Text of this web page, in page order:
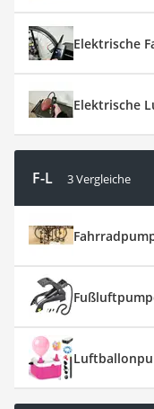
Elektrische
Elektrische
F-L 3 Vergleiche